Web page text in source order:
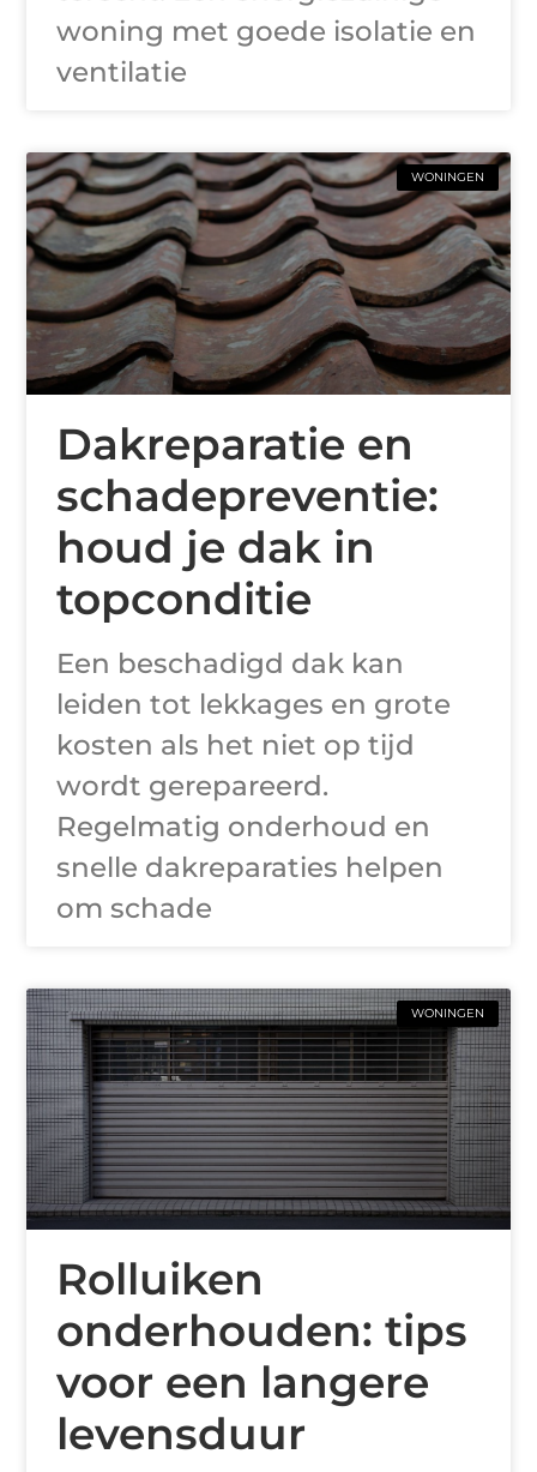
woning met goede isolatie en
ventilatie
WONINGEN
Dakreparatie en
schadepreventie:
houd je dak in
topconditie
Een beschadigd dak kan
leiden tot lekkages en grote
kosten als het niet op tijd
wordt gerepareerd.
Regelmatig onderhoud en
snelle dakreparaties helpen
om schade
WONINGEN
Rolluiken
onderhouden: tips
voor een langere
levensduur